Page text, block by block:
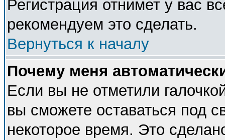
Регистрация отнимет у вас
рекомендуем это сделать.
Вернуться к началу
Почему меня
Если вы не отметили
вы сможете оставаться под
некоторое время. Это